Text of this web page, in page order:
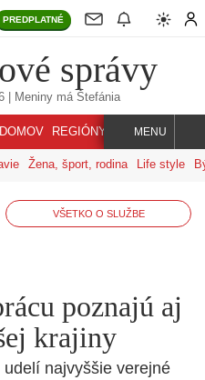
PREDPLATNÉ
správy
| Meniny má Štefánia
DOMOV REGIÓNY INDEX SVET
MENU
Žena, šport, rodina Life style
VŠETKO O SLUŽBE
poznajú aj
krajiny
najvyššie verejné